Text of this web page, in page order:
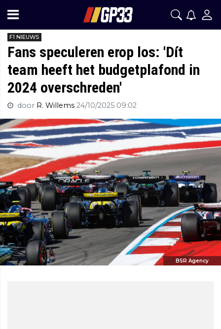
F1 NIEUWS
Fans speculeren erop los: 'Dít
team heeft het budgetplafond in
2024 overschreden'
door R. Willems 24/10/2025 09:02
BSR Agency